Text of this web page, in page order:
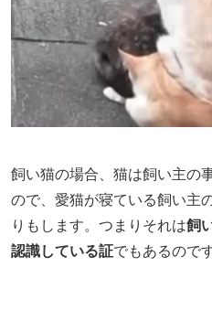
飼い猫の場合、猫は飼い主の
ので、愛猫が寝ている飼い主
りもします。つまりそれは飼
認識している証でもあるので